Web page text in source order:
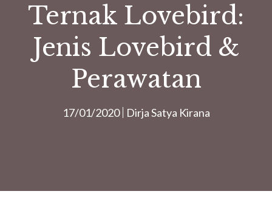
Ternak Lovebird:
Jenis Lovebird &
Perawatan
17/01/2020 Dirja Satya Kirana